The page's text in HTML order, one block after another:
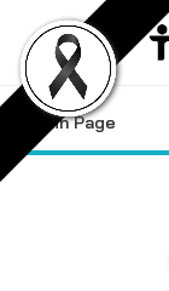
content
Main Page